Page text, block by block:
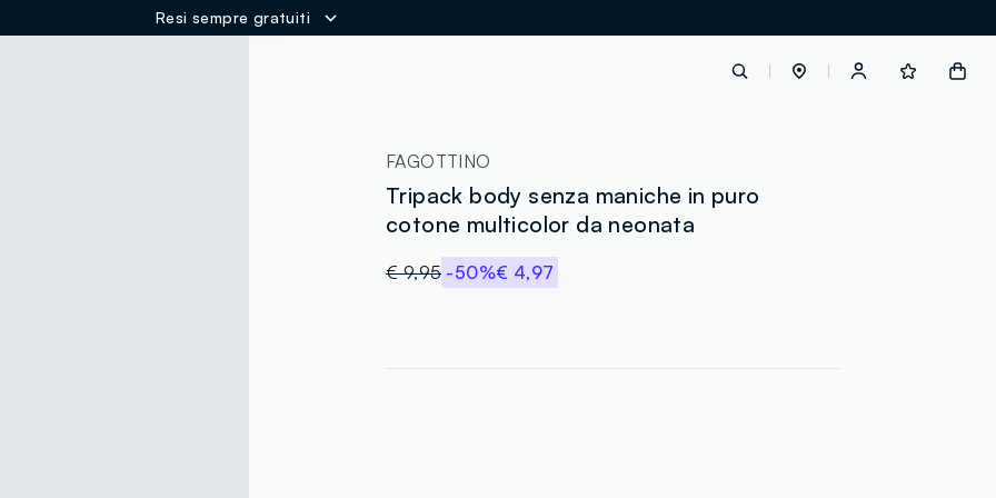
Resi sempre gratuiti
FAGOTTINO
Tripack body senza maniche in puro
cotone multicolor da neonata
€ 9,95 -50%€ 4,97